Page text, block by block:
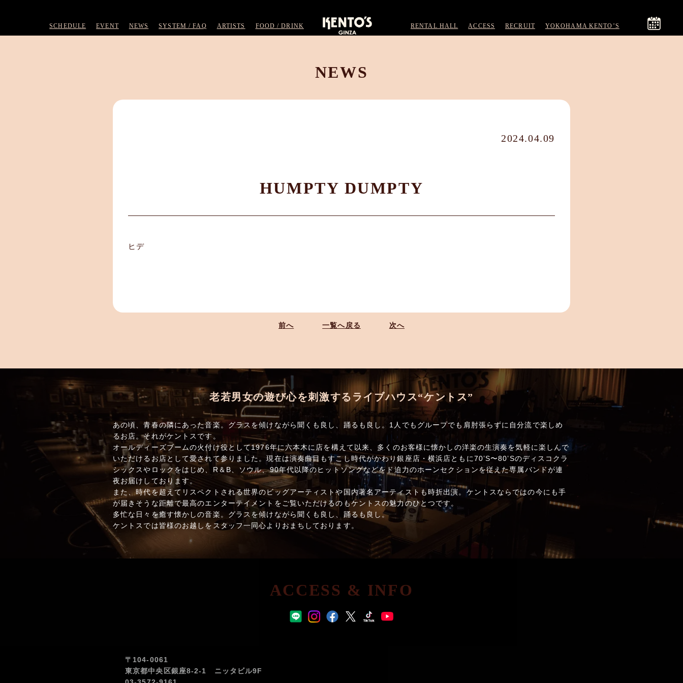
SCHEDULE EVENT NEWS SYSTEM / FAQ ARTISTS FOOD / DRINK RENTAL HALL ACCESS RECRUIT YOKOHAMA KENTO’S
NEWS
2024.04.09
HUMPTY DUMPTY
ヒデ
前へ 一覧へ戻る 次へ
老若男女の遊び心を刺激するライブハウス“ケントス”
あの頃、青春の隣にあった音楽。グラスを傾けながら聞くも良し、踊るも良し。1人でもグループでも肩肘張らずに自分流で楽しめ
るお店。それがケントスです。
オールディーズブームの火付け役として1976年に六本木に店を構えて以来、多くのお客様に懐かしの洋楽の生演奏を気軽に楽しんで
いただけるお店として愛されて参りました。現在は演奏曲目もすこし時代がかわり銀座店・横浜店ともに70’S〜80’Sのディスコクラ
シックスやロックをはじめ、R＆B、ソウル、90年代以降のヒットソングなどをド迫力のホーンセクションを従えた専属バンドが連
夜お届けしております。
また、時代を超えてリスペクトされる世界のビッグアーティストや国内著名アーティストも時折出演。ケントスならではの今にも手
が届きそうな距離で最高のエンターテイメントをご覧いただけるのもケントスの魅力のひとつです。
多忙な日々を癒す懐かしの音楽。グラスを傾けながら聞くも良し、踊るも良し。
ケントスでは皆様のお越しをスタッフ一同心よりおまちしております。
ACCESS & INFO
〒104-0061
東京都中央区銀座8-2-1 ニッタビル9F